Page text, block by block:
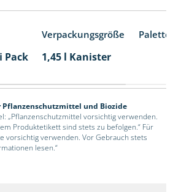
Verpackungsgröße
Pack 1,45 l Kanister
und Biozide
„Pflanzenschutzmittel vorsichtig verwenden.
Produktetikett sind stets zu befolgen.“ Für
vorsichtig verwenden. Vor Gebrauch stets
lesen.“